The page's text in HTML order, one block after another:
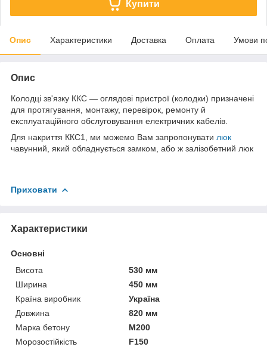
Купити
Опис Характеристики Доставка Оплата Умови
Опис
Колодці зв'язку ККС — оглядові пристрої (колодки) призначені
для протягування, монтажу, перевірок, ремонту й
експлуатаційного обслуговування електричних кабелів.
Для накриття ККС1, ми можемо Вам запропонувати люк
чавунний, який обладнується замком, або ж залізобетний люк
Приховати
Характеристики
Основні
Висота
530 мм
Ширина
450 мм
Країна виробник
Україна
Довжина
820 мм
Марка бетону
М200
Морозостійкість
F150